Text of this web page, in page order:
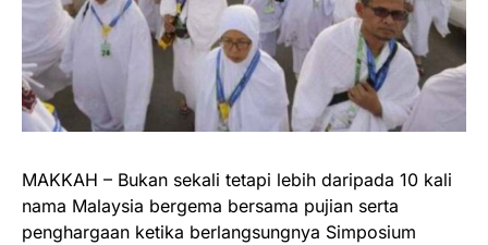
MAKKAH – Bukan sekali tetapi lebih daripada 10 kali
nama Malaysia bergema bersama pujian serta
penghargaan ketika berlangsungnya Simposium